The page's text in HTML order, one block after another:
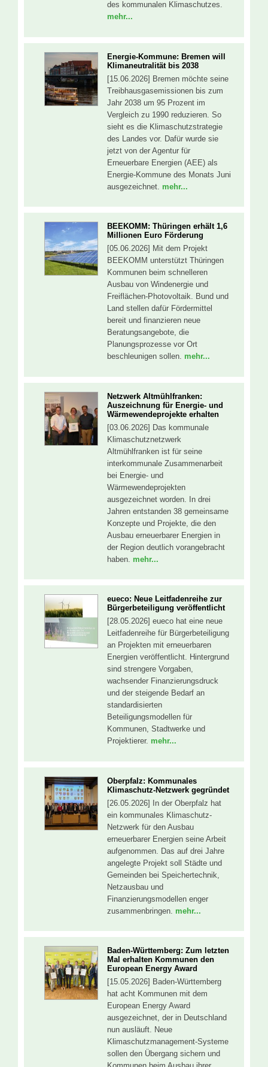
des kommunalen Klimaschutzes.
mehr...
Energie-Kommune: Bremen will
Klimaneutralität bis 2038
[15.06.2026] Bremen möchte seine
Treibhausgasemissionen bis zum
Jahr 2038 um 95 Prozent im
Vergleich zu 1990 reduzieren. So
sieht es die Klimaschutzstrategie
des Landes vor. Dafür wurde sie
jetzt von der Agentur für
Erneuerbare Energien (AEE) als
Energie-Kommune des Monats Juni
ausgezeichnet. mehr...
BEEKOMM: Thüringen erhält 1,6
Millionen Euro Förderung
[05.06.2026] Mit dem Projekt
BEEKOMM unterstützt Thüringen
Kommunen beim schnelleren
Ausbau von Windenergie und
Freiflächen-Photovoltaik. Bund und
Land stellen dafür Fördermittel
bereit und finanzieren neue
Beratungsangebote, die
Planungsprozesse vor Ort
beschleunigen sollen. mehr...
Netzwerk Altmühlfranken:
Auszeichnung für Energie- und
Wärmewendeprojekte erhalten
[03.06.2026] Das kommunale
Klimaschutznetzwerk
Altmühlfranken ist für seine
interkommunale Zusammenarbeit
bei Energie- und
Wärmewendeprojekten
ausgezeichnet worden. In drei
Jahren entstanden 38 gemeinsame
Konzepte und Projekte, die den
Ausbau erneuerbarer Energien in
der Region deutlich vorangebracht
haben. mehr...
eueco: Neue Leitfadenreihe zur
Bürgerbeteiligung veröffentlicht
[28.05.2026] eueco hat eine neue
Leitfadenreihe für Bürgerbeteiligung
an Projekten mit erneuerbaren
Energien veröffentlicht. Hintergrund
sind strengere Vorgaben,
wachsender Finanzierungsdruck
und der steigende Bedarf an
standardisierten
Beteiligungsmodellen für
Kommunen, Stadtwerke und
Projektierer. mehr...
Oberpfalz: Kommunales
Klimaschutz-Netzwerk gegründet
[26.05.2026] In der Oberpfalz hat
ein kommunales Klimaschutz-
Netzwerk für den Ausbau
erneuerbarer Energien seine Arbeit
aufgenommen. Das auf drei Jahre
angelegte Projekt soll Städte und
Gemeinden bei Speichertechnik,
Netzausbau und
Finanzierungsmodellen enger
zusammenbringen. mehr...
Baden-Württemberg: Zum letzten
Mal erhalten Kommunen den
European Energy Award
[15.05.2026] Baden-Württemberg
hat acht Kommunen mit dem
European Energy Award
ausgezeichnet, der in Deutschland
nun ausläuft. Neue
Klimaschutzmanagement-Systeme
sollen den Übergang sichern und